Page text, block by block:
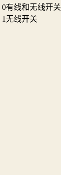
0有线和无线开关
1无线开关